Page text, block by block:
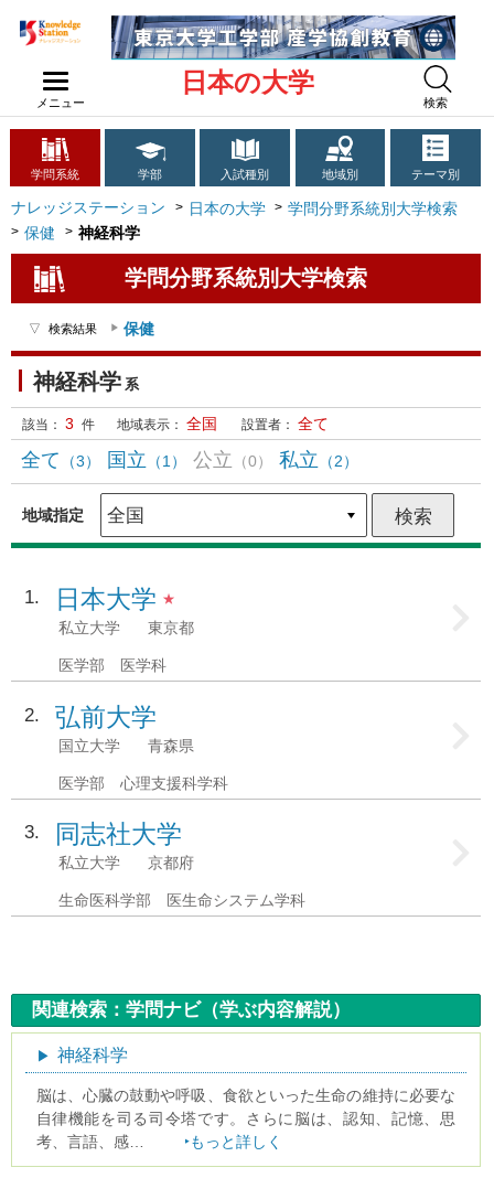
メニュー
日本の大学
検索
学問系統 学部 入試種別 地域別 テーマ別
ナレッジステーション 日本の大学
学問分野系統別大学検索
保健
神経科学
学問分野系統別大学検索
検索結果 保健
神経科学 系
該当： 3 件 地域表示： 全国 設置者： 全て
全て （3） 国立 （1） 公立 （0） 私立 （2）
地域指定
1 日本大学 ★
私立大学 東京都
医学部 医学科
2 弘前大学
国立大学 青森県
医学部 心理支援科学科
3 同志社大学
私立大学 京都府
生命医科学部 医生命システム学科
関連検索：学問ナビ（学ぶ内容解説）
神経科学
脳は、心臓の鼓動や呼吸、食欲といった生命の維持に必要な
自律機能を司る司令塔です。さらに脳は、認知、記憶、思
考、言語、感…
もっと詳しく